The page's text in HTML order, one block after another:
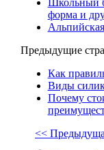
Школьный
форма и
Предыдущие
Как
Виды
Почему
<<